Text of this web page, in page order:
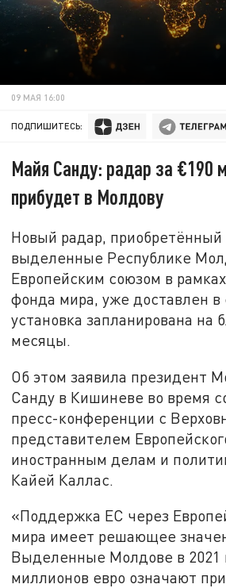
09 МАЯ 16:00
ПОДПИШИТЕСЬ:
Майя Санду: радар за €190
прибудет в Молдову
Новый радар, приобретённый
выделенные Республике
Европейским союзом в
фонда мира, уже доставлен в
установка запланирована на
месяцы.
Об этом заявила президент
Санду в Кишиневе во время
пресс-конференции с
представителем
иностранным делам и
Кайей Каллас.
«Поддержка ЕС через
мира имеет решающее
Выделенные Молдове в 2021
миллионов евро означают